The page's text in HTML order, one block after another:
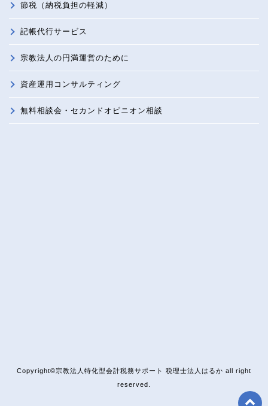
節税（納税負担の軽減）
記帳代行サービス
宗教法人の円満運営のために
資産運用コンサルティング
無料相談会・セカンドオピニオン相談
Copyright©宗教法人特化型会計税務サポート 税理士法人はるか all right
reserved.